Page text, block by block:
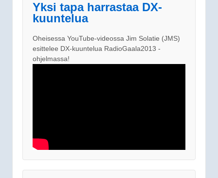
Yksi tapa harrastaa DX-
kuuntelua
Oheisessa YouTube-videossa Jim Solatie (JMS)
esittelee DX-kuuntelua RadioGaala2013 -
ohjelmassa!